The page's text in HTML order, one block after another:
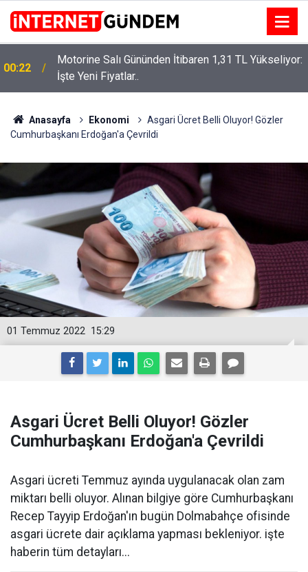
00:22
Motorine Salı Gününden İtibaren 1,31 TL Yükseliyor:
İşte Yeni Fiyatlar..
Anasayfa Ekonomi
Asgari Ücret Belli Oluyor! Gözler
Cumhurbaşkanı Erdoğan'a Çevrildi
15:29
01 Temmuz 2022
Asgari Ücret Belli Oluyor! Gözler
Cumhurbaşkanı Erdoğan'a Çevrildi
Asgari ücreti Temmuz ayında uygulanacak olan zam
miktarı belli oluyor. Alınan bilgiye göre Cumhurbaşkanı
Recep Tayyip Erdoğan'ın bugün Dolmabahçe ofisinde
asgari ücrete dair açıklama yapması bekleniyor. işte
haberin tüm detayları...